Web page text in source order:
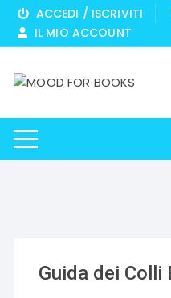
Vai
contenuto
ACCEDI / ISCRIVITI
IL MIO ACCOUNT
Guida dei Colli